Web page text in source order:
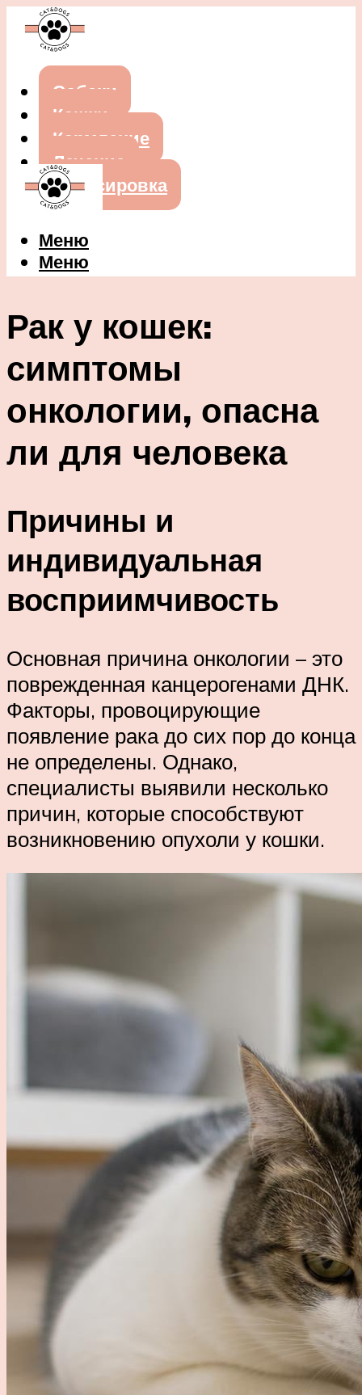
Собаки
Кошки
Кормление
Лечение
Дрессировка
Меню
Меню
Рак у кошек:
симптомы
онкологии, опасна
ли для человека
Причины и
индивидуальная
восприимчивость
Основная причина онкологии – это
поврежденная канцерогенами ДНК.
Факторы, провоцирующие
появление рака до сих пор до конца
не определены. Однако,
специалисты выявили несколько
причин, которые способствуют
возникновению опухоли у кошки.